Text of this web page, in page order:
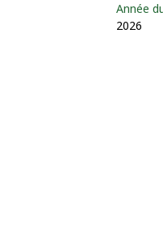
Année
2026